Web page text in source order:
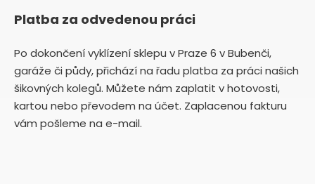
Platba za odvedenou práci
Po dokončení vyklízení sklepu v Praze 6 v Bubenči,
garáže či půdy, přichází na řadu platba za práci našich
šikovných kolegů. Můžete nám zaplatit v hotovosti,
kartou nebo převodem na účet. Zaplacenou fakturu
vám pošleme na e-mail.